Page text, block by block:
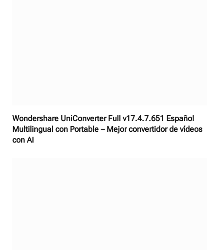
Wondershare UniConverter Full v17.4.7.651 Español
Multilingual con Portable – Mejor convertidor de vídeos
con AI